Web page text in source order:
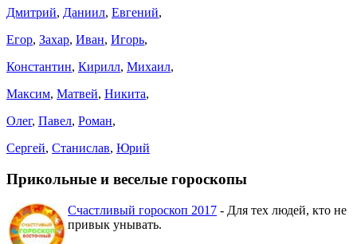
Дмитрий, Даниил, Евгений,
Егор, Захар, Иван, Игорь,
Константин, Кирилл, Михаил,
Максим, Матвей, Никита,
Олег, Павел, Роман,
Сергей, Станислав, Юрий
Прикольные и веселые гороскопы
Счастливый гороскоп 2017 - Для тех людей, кто не
привык унывать.